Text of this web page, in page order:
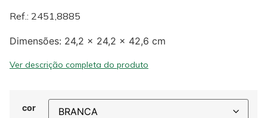
Ref.: 2451,8885
Dimensões: 24,2 x 24,2 x 42,6 cm
Ver descrição completa do produto
cor